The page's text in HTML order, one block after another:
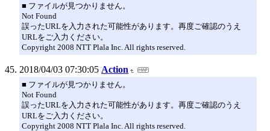
■ ファイルが見つかりません。
Not Found
誤ったURLを入力された可能性があります。再度ご確認のうえ
URLをご入力ください。
Copyright 2008 NTT Plala Inc. All rights reserved.
2018/04/03 07:30:05 Action
■ ファイルが見つかりません。
Not Found
誤ったURLを入力された可能性があります。再度ご確認のうえ
URLをご入力ください。
Copyright 2008 NTT Plala Inc. All rights reserved.